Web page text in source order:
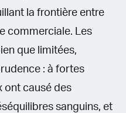
la frontière entre
commerciale. Les
que limitées,
: à fortes
ont causé des
sanguins, et